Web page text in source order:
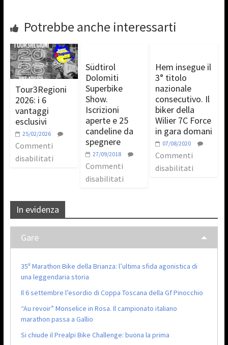
Potrebbe anche interessarti
Tour3Regioni
2026: i 6
vantaggi
esclusivi
25/02/2026
Commenti
disabilitati
Südtirol
Dolomiti
Superbike
Show.
Iscrizioni
aperte e 25
candeline da
spegnere
27/09/2018
Commenti
disabilitati
Hem insegue il
3° titolo
nazionale
consecutivo. Il
biker della
Wilier 7C Force
in gara domani
07/08/2020
Commenti
disabilitati
In evidenza
Gare
35ª Marathon Bike della Brianza: l’ultima sfida agonistica di
una leggendaria storia
Il 6 settembre l’esordio di Coppa Toscana della Gf Pinocchio
“Au revoir” Monselice in Rosa. Il campionato italiano
marathon passa a Gallio
Si chiude il Prealpi Bike Challenge: buona la prima